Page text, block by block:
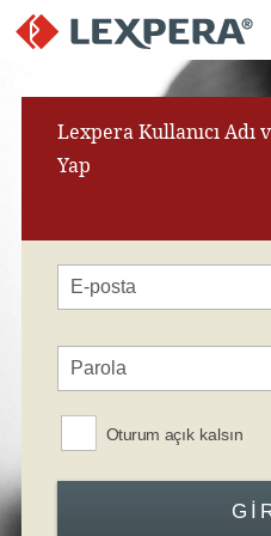
Lexpera Kullanıcı Adı
Yap
Oturum açık kalsın